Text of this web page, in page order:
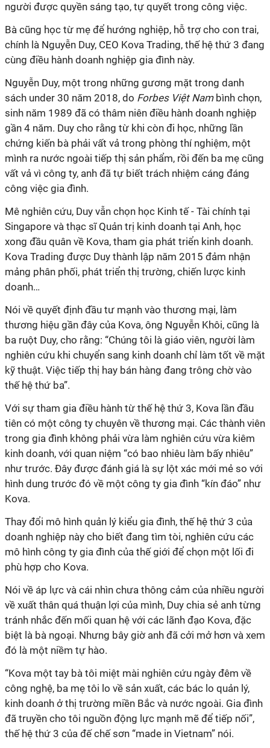
người được quyền sáng tạo, tự quyết trong công việc.
Bà cũng học từ mẹ để hướng nghiệp, hỗ trợ cho con trai,
chính là Nguyễn Duy, CEO Kova Trading, thế hệ thứ 3 đang
cùng điều hành doanh nghiệp gia đình này.
Nguyễn Duy, một trong những gương mặt trong danh
sách under 30 năm 2018, do Forbes Việt Nambình chọn,
sinh năm 1989 đã có thâm niên điều hành doanh nghiệp
gần 4 năm. Duy cho rằng từ khi còn đi học, những lần
chứng kiến bà phải vất vả trong phòng thí nghiệm, một
mình ra nước ngoài tiếp thị sản phẩm, rồi đến ba mẹ cũng
vất vả vì công ty, anh đã tự biết trách nhiệm cáng đáng
công việc gia đình.
Mê nghiên cứu, Duy vẫn chọn học Kinh tế - Tài chính tại
Singapore và thạc sĩ Quản trị kinh doanh tại Anh, học
xong đầu quân về Kova, tham gia phát triển kinh doanh.
Kova Trading được Duy thành lập năm 2015 đảm nhận
mảng phân phối, phát triển thị trường, chiến lược kinh
doanh…
Nói về quyết định đầu tư mạnh vào thương mại, làm
thương hiệu gần đây của Kova, ông Nguyễn Khôi, cũng là
ba ruột Duy, cho rằng: “Chúng tôi là giáo viên, người làm
nghiên cứu khi chuyển sang kinh doanh chỉ làm tốt về mặt
kỹ thuật. Việc tiếp thị hay bán hàng đang trông chờ vào
thế hệ thứ ba”.
Với sự tham gia điều hành từ thế hệ thứ 3, Kova lần đầu
tiên có một công ty chuyên về thương mại. Các thành viên
trong gia đình không phải vừa làm nghiên cứu vừa kiêm
kinh doanh, với quan niệm “có bao nhiêu làm bấy nhiêu”
như trước. Đây được đánh giá là sự lột xác mới mẻ so với
hình dung trước đó về một công ty gia đình “kín đáo” như
Kova.
Thay đổi mô hình quản lý kiểu gia đình, thế hệ thứ 3 của
doanh nghiệp này cho biết đang tìm tòi, nghiên cứu các
mô hình công ty gia đình của thế giới để chọn một lối đi
phù hợp cho Kova.
Nói về áp lực và cái nhìn chưa thông cảm của nhiều người
về xuất thân quá thuận lợi của mình, Duy chia sẻ anh từng
tránh nhắc đến mối quan hệ với các lãnh đạo Kova, đặc
biệt là bà ngoại. Nhưng bây giờ anh đã cởi mở hơn và xem
đó là một niềm tự hào.
“Kova một tay bà tôi miệt mài nghiên cứu ngày đêm về
công nghệ, ba mẹ tôi lo về sản xuất, các bác lo quản lý,
kinh doanh ở thị trường miền Bắc và nước ngoài. Gia đình
đã truyền cho tôi nguồn động lực mạnh mẽ để tiếp nối”,
thế hệ thứ 3 của đế chế sơn “made in Vietnam” nói.